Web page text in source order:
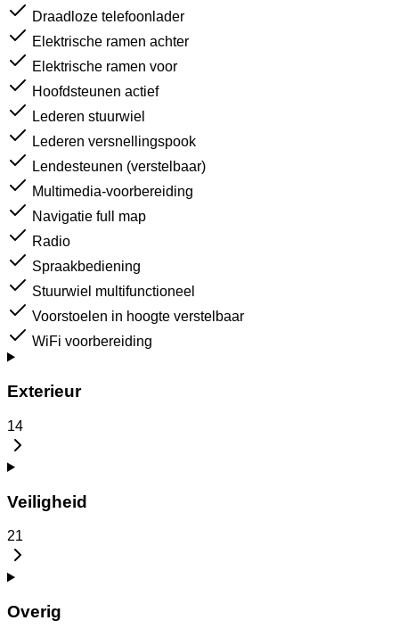
Draadloze telefoonlader
Elektrische ramen achter
Elektrische ramen voor
Hoofdsteunen actief
Lederen stuurwiel
Lederen versnellingspook
Lendesteunen (verstelbaar)
Multimedia-voorbereiding
Navigatie full map
Radio
Spraakbediening
Stuurwiel multifunctioneel
Voorstoelen in hoogte verstelbaar
WiFi voorbereiding
Exterieur
14
Veiligheid
21
Overig